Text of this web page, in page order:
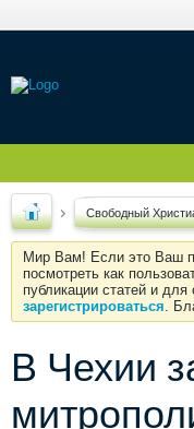
Свободный
Мир Вам! Если это Ваш
посмотреть как
публикации статей и
зарегистрироваться.
В Чехии